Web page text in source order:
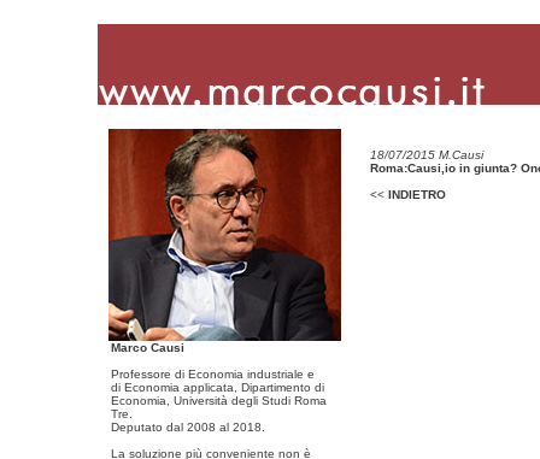
Marco Causi
Professore di Economia industriale e
di Economia applicata, Dipartimento di
Economia, Università degli Studi Roma
Tre.
Deputato dal 2008 al 2018.
La soluzione più conveniente non è
18/07/2015 M.Causi
Roma:Causi,io in giunta?
<< INDIETRO